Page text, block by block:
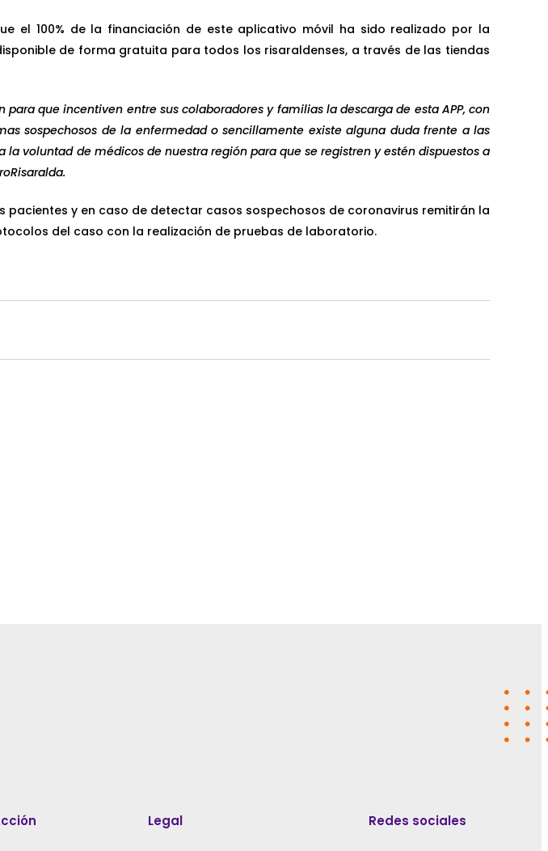
el 100% de la financiación de este aplicativo móvil ha sido realizado por la
de forma gratuita para todos los risaraldenses, a través de las tiendas
que incentiven entre sus colaboradores y familias la descarga de esta APP, con
sospechosos de la enfermedad o sencillamente existe alguna duda frente a las
voluntad de médicos de nuestra región para que se registren y estén dispuestos a
pacientes y en caso de detectar casos sospechosos de coronavirus remitirán la
del caso con la realización de pruebas de laboratorio.
Legal Redes sociales